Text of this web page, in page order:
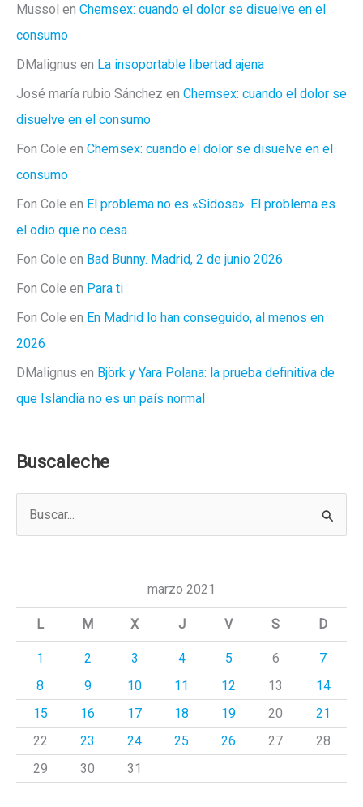
Mussol en Chemsex: cuando el dolor se disuelve en el
consumo
DMalignus en La insoportable libertad ajena
José maría rubio Sánchez en Chemsex: cuando el dolor se
disuelve en el consumo
Fon Cole en Chemsex: cuando el dolor se disuelve en el
consumo
Fon Cole en El problema no es «Sidosa». El problema es
el odio que no cesa.
Fon Cole en Bad Bunny. Madrid, 2 de junio 2026
Fon Cole en Para ti
Fon Cole en En Madrid lo han conseguido, al menos en
2026
DMalignus en Björk y Yara Polana: la prueba definitiva de
que Islandia no es un país normal
Buscaleche
a
marzo 2021
L M X J V S D
1 2 3 4 5 6
7
8
9 10 11 12 13
14
15
16 17 18 19 20
21
22
23 24 25 26 27
28
29
30 31